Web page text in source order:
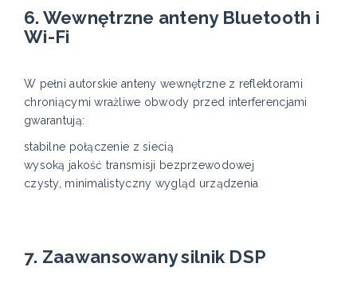
6. Wewnętrzne anteny Bluetooth i
Wi-Fi
W pełni autorskie anteny wewnętrzne z reflektorami
chroniącymi wrażliwe obwody przed interferencjami
gwarantują:
stabilne połączenie z siecią
wysoką jakość transmisji bezprzewodowej
czysty, minimalistyczny wygląd urządzenia
7. Zaawansowany silnik DSP